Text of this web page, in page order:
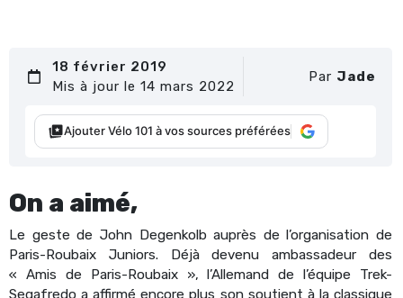
18 février 2019
Mis à jour le 14 mars 2022
Par Jade
Ajouter Vélo 101 à vos sources préférées
On a aimé,
Le geste de John Degenkolb auprès de l’organisation de
Paris-Roubaix Juniors. Déjà devenu ambassadeur des
« Amis de Paris-Roubaix », l’Allemand de l’équipe Trek-
Segafredo a affirmé encore plus son soutient à la classique